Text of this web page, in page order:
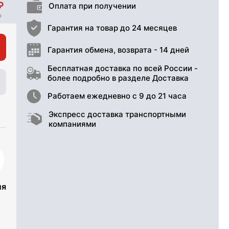
Оплата при получении
Гарантия на товар до 24 месяцев
Гарантия обмена, возврата - 14 дней
Бесплатная доставка по всей России -
более подробно в разделе Доставка
Работаем ежедневно с 9 до 21 часа
Экспресс доставка транспортными
компаниями